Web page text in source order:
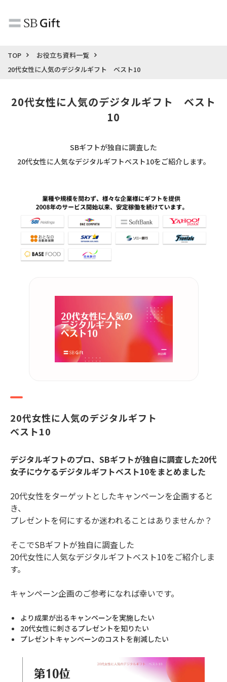
TOP
お役立ち資料一覧
20代女性に人気のデジタルギフト ベスト10
20代女性に人気のデジタルギフト　ベスト
10
SBギフトが独自に調査した
20代女性に人気なデジタルギフトベスト10をご紹介します。
20代女性に人気のデジタルギフト
ベスト10
デジタルギフトのプロ、SBギフトが独自に調査した20代
女子にウケるデジタルギフトベスト10をまとめました
20代女性をターゲットとしたキャンペーンを企画すると
き、
プレゼントを何にするか迷われることはありませんか？
そこでSBギフトが独自に調査した
20代女性に人気なデジタルギフトベスト10をご紹介しま
す。
キャンペーン企画のご参考になれば幸いです。
より成果が出るキャンペーンを実施したい
20代女性に刺さるプレゼントを知りたい
プレゼントキャンペーンのコストを削減したい